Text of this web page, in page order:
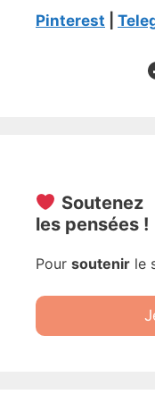
Pinterest
Soutenez
les pensées !
Pour soutenir le